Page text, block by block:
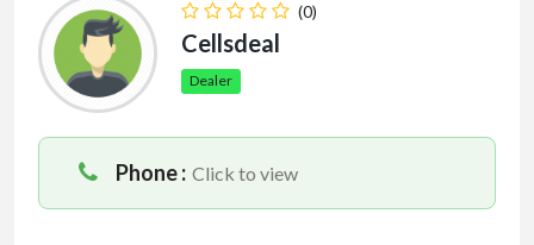
(0)
Cellsdeal
Dealer
Phone : Click to view